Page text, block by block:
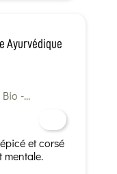
Ayurvédique
et corsé
mentale.